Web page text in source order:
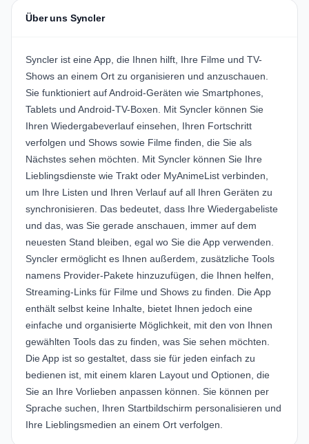
Über uns Syncler
Syncler ist eine App, die Ihnen hilft, Ihre Filme und TV-
Shows an einem Ort zu organisieren und anzuschauen.
Sie funktioniert auf Android-Geräten wie Smartphones,
Tablets und Android-TV-Boxen. Mit Syncler können Sie
Ihren Wiedergabeverlauf einsehen, Ihren Fortschritt
verfolgen und Shows sowie Filme finden, die Sie als
Nächstes sehen möchten. Mit Syncler können Sie Ihre
Lieblingsdienste wie Trakt oder MyAnimeList verbinden,
um Ihre Listen und Ihren Verlauf auf all Ihren Geräten zu
synchronisieren. Das bedeutet, dass Ihre Wiedergabeliste
und das, was Sie gerade anschauen, immer auf dem
neuesten Stand bleiben, egal wo Sie die App verwenden.
Syncler ermöglicht es Ihnen außerdem, zusätzliche Tools
namens Provider-Pakete hinzuzufügen, die Ihnen helfen,
Streaming-Links für Filme und Shows zu finden. Die App
enthält selbst keine Inhalte, bietet Ihnen jedoch eine
einfache und organisierte Möglichkeit, mit den von Ihnen
gewählten Tools das zu finden, was Sie sehen möchten.
Die App ist so gestaltet, dass sie für jeden einfach zu
bedienen ist, mit einem klaren Layout und Optionen, die
Sie an Ihre Vorlieben anpassen können. Sie können per
Sprache suchen, Ihren Startbildschirm personalisieren und
Ihre Lieblingsmedien an einem Ort verfolgen.